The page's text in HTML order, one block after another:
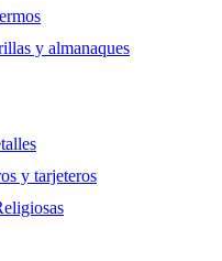
y almanaques
y tarjeteros